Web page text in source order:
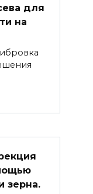
для
на
зерна.